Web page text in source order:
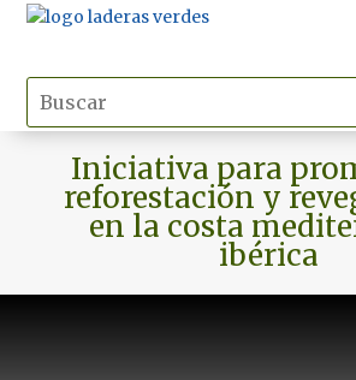
Iniciativa para
reforestación y
en la costa
ibérica